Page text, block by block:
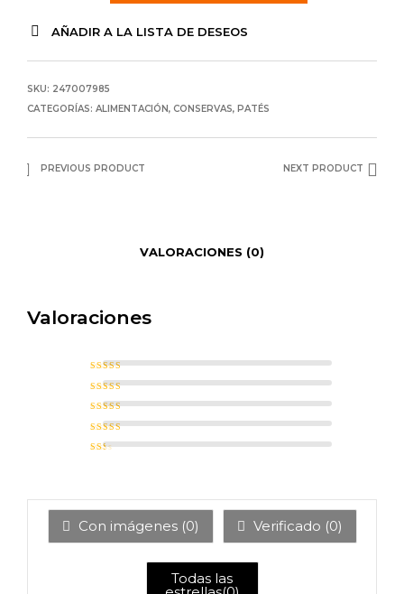
AÑADIR A LA LISTA DE DESEOS
SKU: 247007985
CATEGORÍAS: ALIMENTACIÓN, CONSERVAS, PATÉS
PREVIOUS PRODUCT NEXT PRODUCT
VALORACIONES (0)
Valoraciones
Valorado con5de 5
Valorado con4
de 5
Valorado
con3de 5
Valorad
o con2
Con imágenes (0) Verificado (0)
Todas las